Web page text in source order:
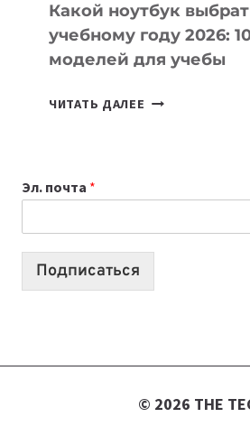
Какой ноутбук
учебному году 2026:
моделей для учебы
ЧИТАТЬ ДАЛЕЕ КАКОЙ
2026:
10
Эл. почта *
Подписаться
© 2026 THE